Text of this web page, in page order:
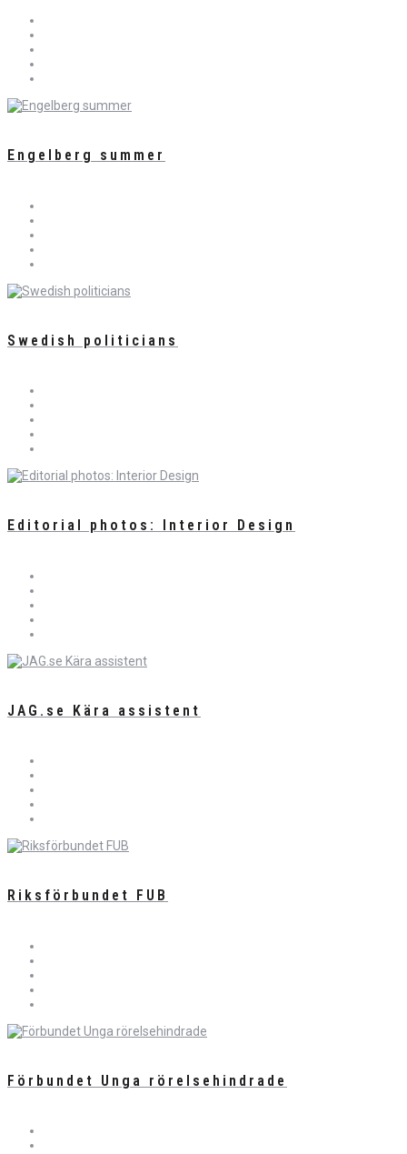
Engelberg summer
Swedish politicians
Editorial photos: Interior Design
JAG.se Kära assistent
Riksförbundet FUB
Förbundet Unga rörelsehindrade